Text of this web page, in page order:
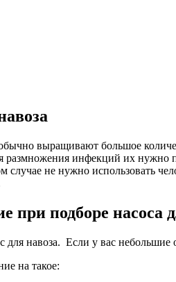
выращивают большое
размножения инфекций их
случае не нужно использовать
при подборе насоса
для навоза. Если у вас
на такое: